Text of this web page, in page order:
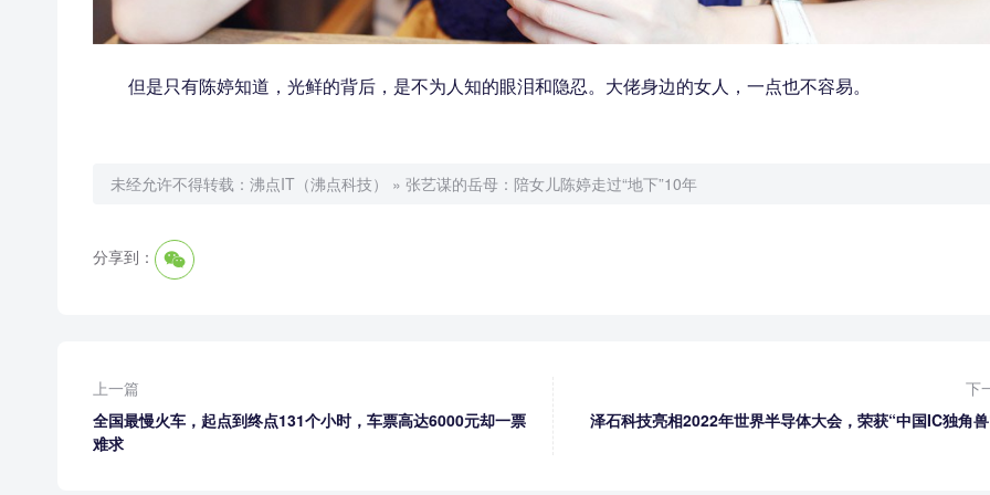
但是只有陈婷知道，光鲜的背后，是不为人知的眼泪和隐忍。大佬身边的女人，一点也不容易。
未经允许不得转载： 沸点IT（沸点科技） » 张艺谋的岳母：陪女儿陈婷走过“地下”10年
分享到：
上一篇
全国最慢火车，起点到终点131个小时，车票高达6000元却一票
难求
下
泽石科技亮相2022年世界半导体大会，荣获“中国IC独角